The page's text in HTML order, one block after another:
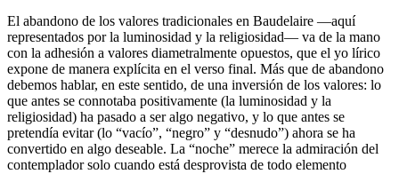
El abandono de los valores tradicionales en Baudelaire —aquí
representados por la luminosidad y la religiosidad— va de la mano
con la adhesión a valores diametralmente opuestos, que el yo lírico
expone de manera explícita en el verso final. Más que de abandono
debemos hablar, en este sentido, de una inversión de los valores: lo
que antes se connotaba positivamente (la luminosidad y la
religiosidad) ha pasado a ser algo negativo, y lo que antes se
pretendía evitar (lo “vacío”, “negro” y “desnudo”) ahora se ha
convertido en algo deseable. La “noche” merece la admiración del
contemplador solo cuando está desprovista de todo elemento